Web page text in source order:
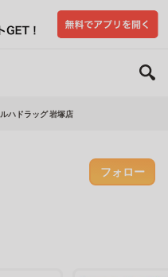
ハドラッグ 岩塚店
フォロー